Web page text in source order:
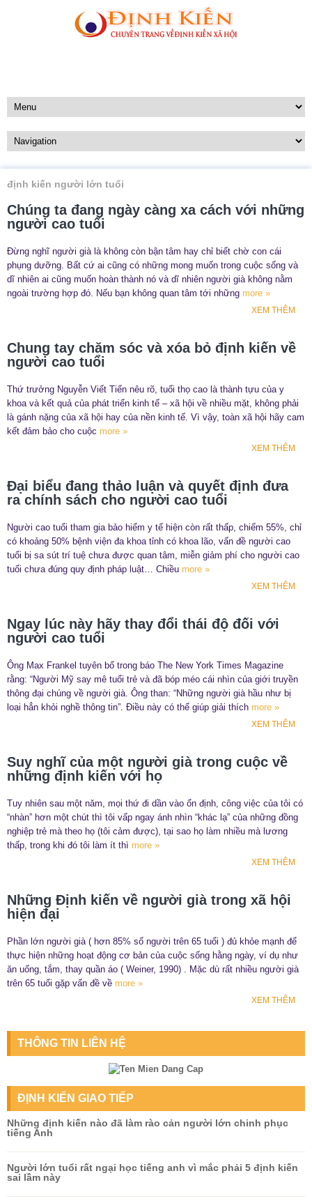
định kiến người lớn tuổi
Chúng ta đang ngày càng xa cách với những
người cao tuổi
Đừng nghĩ người già là không còn bận tâm hay chỉ biết chờ con cái
phụng dưỡng. Bất cứ ai cũng có những mong muốn trong cuộc sống và
dĩ nhiên ai cũng muốn hoàn thành nó và dĩ nhiên người già không nằm
ngoài trường hợp đó. Nếu bạn không quan tâm tới những more »
XEM THÊM
Chung tay chăm sóc và xóa bỏ định kiến về
người cao tuổi
Thứ trưởng Nguyễn Viết Tiến nêu rõ, tuổi thọ cao là thành tựu của y
khoa và kết quả của phát triển kinh tế – xã hội về nhiều mặt, không phải
là gánh nặng của xã hội hay của nền kinh tế. Vì vậy, toàn xã hội hãy cam
kết đảm bảo cho cuộc more »
XEM THÊM
Đại biểu đang thảo luận và quyết định đưa
ra chính sách cho người cao tuổi
Người cao tuổi tham gia bảo hiểm y tế hiện còn rất thấp, chiếm 55%, chỉ
có khoảng 50% bệnh viện đa khoa tỉnh có khoa lão, vấn đề người cao
tuổi bị sa sút trí tuệ chưa được quan tâm, miễn giảm phí cho người cao
tuổi chưa đúng quy định pháp luật… Chiều more »
XEM THÊM
Ngay lúc này hãy thay đổi thái độ đối với
người cao tuổi
Ông Max Frankel tuyên bố trong báo The New York Times Magazine
rằng: “Người Mỹ say mê tuổi trẻ và đã bóp méo cái nhìn của giới truyền
thông đại chúng về người già. Ông than: “Những người già hầu như bị
loại hẳn khỏi nghề thông tin”. Điều này có thể giúp giải thích more »
XEM THÊM
​Suy nghĩ của một người già trong cuộc về
những định kiến với họ
Tuy nhiên sau một năm, mọi thứ đi dần vào ổn định, công việc của tôi có
“nhàn” hơn một chút thì tôi vấp ngay ánh nhìn “khác lạ” của những đồng
nghiệp trẻ mà theo họ (tôi cảm được), tại sao họ làm nhiều mà lương
thấp, trong khi đó tôi làm ít thì more »
XEM THÊM
Những Định kiến về người già trong xã hội
hiện đại
Phần lớn người già ( hơn 85% số người trên 65 tuổi ) đủ khỏe mạnh để
thực hiện những hoạt động cơ bản của cuộc sống hằng ngày, ví dụ như
ăn uống, tắm, thay quần áo ( Weiner, 1990) . Mặc dù rất nhiều người già
trên 65 tuổi gặp vấn đề về more »
XEM THÊM
THÔNG TIN LIÊN HỆ
ĐỊNH KIẾN GIAO TIẾP
Những định kiến nào đã làm rào cản người lớn chinh phục
tiếng Anh
Người lớn tuổi rất ngại học tiếng anh vì mắc phải 5 định kiến
sai lầm này